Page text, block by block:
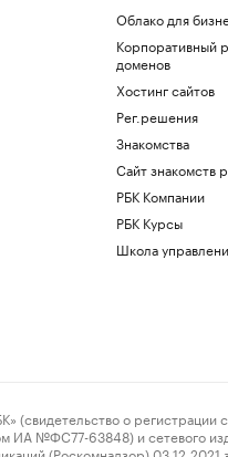
Облако для
Корпоративный
доменов
Хостинг сайтов
Рег.решения
Знакомства
Сайт знакомств
РБК Компании
РБК Курсы
Школа
о регистрации
№ФС77-63848) и сетевого